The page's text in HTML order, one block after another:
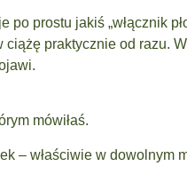
prostu jakiś „włącznik
praktycznie od razu.
mówiłaś.
– właściwie w dowolnym